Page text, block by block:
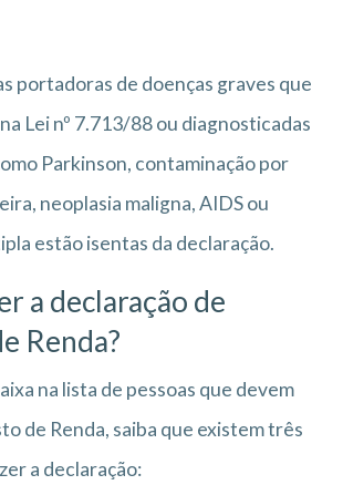
portadoras de doenças graves que
Lei nº 7.713/88 ou diagnosticadas
Parkinson, contaminação por
neoplasia maligna, AIDS ou
estão isentas da declaração.
a declaração de
Renda?
na lista de pessoas que devem
de Renda, saiba que existem três
a declaração: